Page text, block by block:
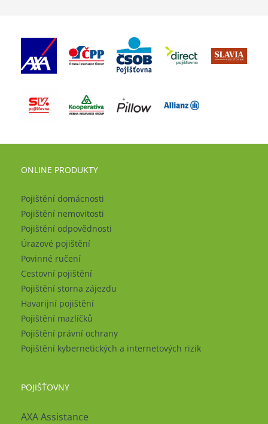
ONLINE PRODUKTY
Pojištění domácnosti
Pojištění nemovitosti
Pojištění odpovědnosti
Úrazové pojištění
Povinné ručení
Cestovní pojištění
Pojištění storna zájezdu
Havarijní pojištění
Pojištění mazlíčků
Pojištění právní ochrany
Pojištění kybernetických a internetových rizik
POJIŠŤOVNY
AXA Assistance